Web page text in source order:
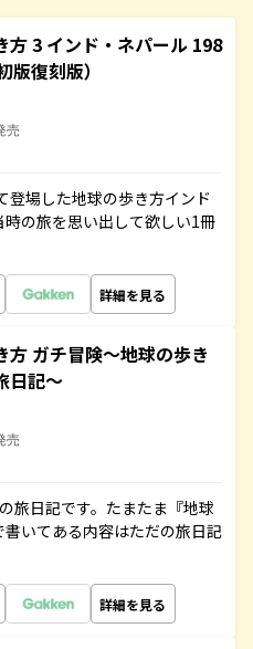
方 3 インド・ネパール 198
版復刻版）
売
登場した地球の歩き方インド
の旅を思い出して欲しい1冊
詳細を見る
方 ガチ冒険～地球の歩き
日記～
売
旅日記です。たまたま『地球
いてある内容はただの旅日記
詳細を見る